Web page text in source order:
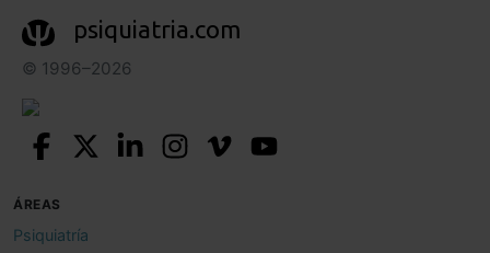
psiquiatria.com
© 1996–2026
ÁREAS
Psiquiatría